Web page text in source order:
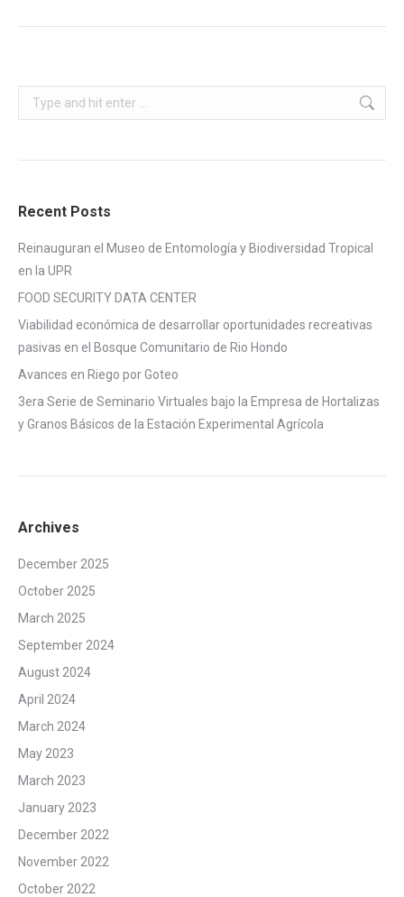
Search:
Recent Posts
Reinauguran el Museo de Entomología y Biodiversidad Tropical
en la UPR
FOOD SECURITY DATA CENTER
Viabilidad económica de desarrollar oportunidades recreativas
pasivas en el Bosque Comunitario de Rio Hondo
Avances en Riego por Goteo
3era Serie de Seminario Virtuales bajo la Empresa de Hortalizas
y Granos Básicos de la Estación Experimental Agrícola
Archives
December 2025
October 2025
March 2025
September 2024
August 2024
April 2024
March 2024
May 2023
March 2023
January 2023
December 2022
November 2022
October 2022